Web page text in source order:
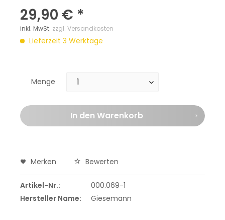
29,90 € *
inkl. MwSt. zzgl. Versandkosten
Lieferzeit 3 Werktage
Menge
In den Warenkorb
Merken Bewerten
Artikel-Nr.:
000.069-1
Hersteller Name:
Giesemann